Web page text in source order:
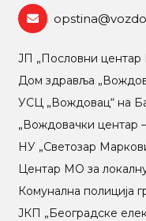
ЈП „Пословни центар
Дом здравља
УСЦ „Вождовац“ на
„Вождовачки центар
НУ „Светозар
Центар МO за
Комунална полиција
ЈКП „Београдске